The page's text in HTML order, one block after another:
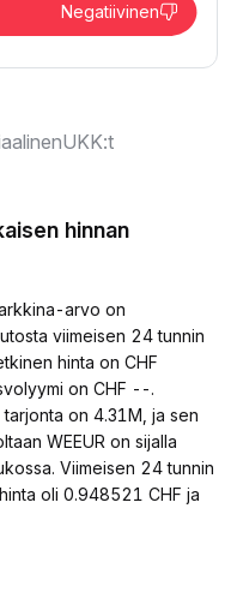
Negatiivinen
UKK:t
hinnan
arvo on
viimeisen 24 tunnin
hinta on CHF
on CHF --.
on 4.31M, ja sen
WEEUR on sijalla
Viimeisen 24 tunnin
oli 0.948521 CHF ja